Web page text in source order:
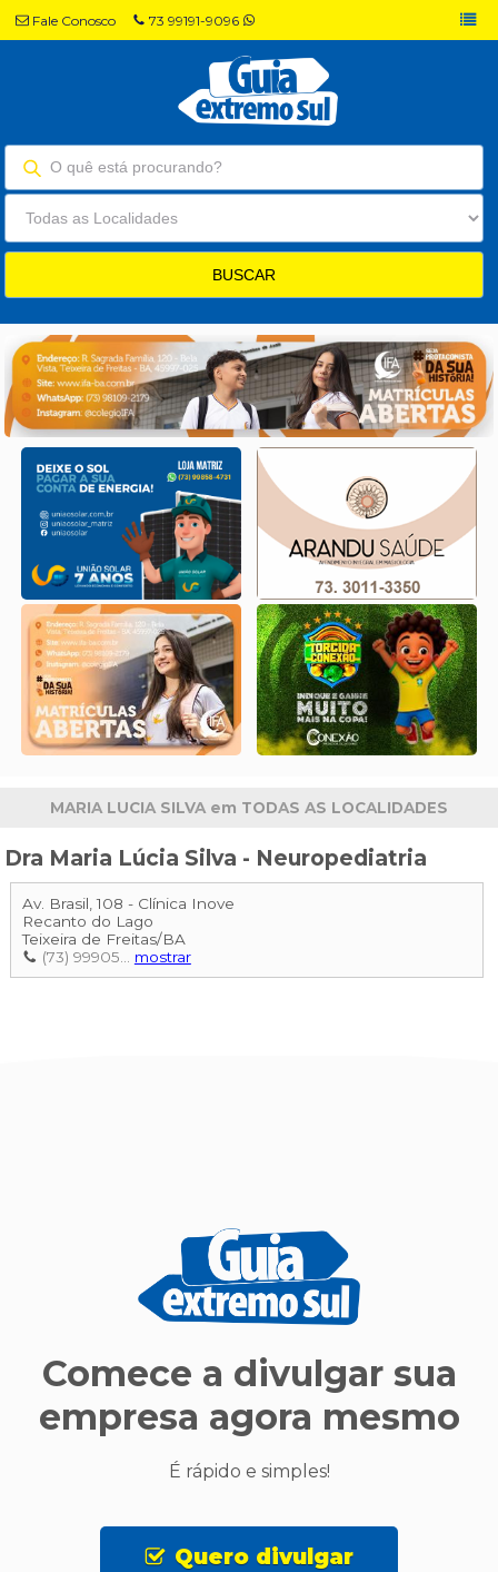
Fale Conosco 73 99191-9096
MARIA LUCIA SILVA em TODAS AS LOCALIDADES
Dra Maria Lúcia Silva - Neuropediatria
Av. Brasil, 108 - Clínica Inove
Recanto do Lago
Teixeira de Freitas/BA
(73) 99905... mostrar
Comece a divulgar sua
empresa agora mesmo
É rápido e simples!
Quero divulgar